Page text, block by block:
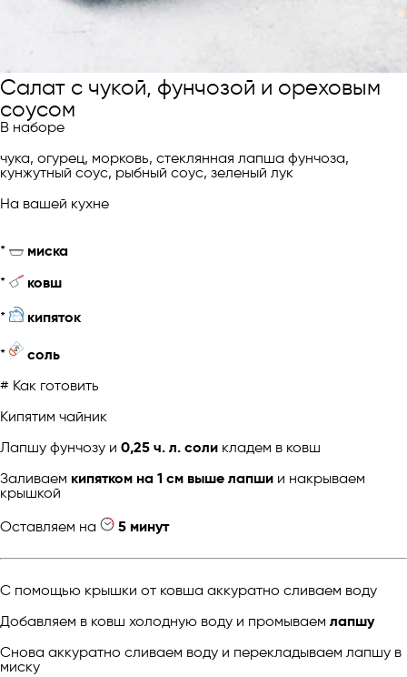
Салат с чукой, фунчозой и ореховым
соусом
В наборе
чука, огурец, морковь, стеклянная лапша фунчоза,
кунжутный соус, рыбный соус, зеленый лук
На вашей кухне
*
миска
*
ковш
* кипяток
*
соль
# Как готовить
Кипятим чайник
Лапшу фунчозу и 0,25 ч. л. соли кладем в ковш
Заливаем кипятком на 1 см выше лапши и накрываем
крышкой
Оставляем на
5 минут
С помощью крышки от ковша аккуратно сливаем воду
Добавляем в ковш холодную воду и промываем лапшу
Снова аккуратно сливаем воду и перекладываем лапшу в
миску